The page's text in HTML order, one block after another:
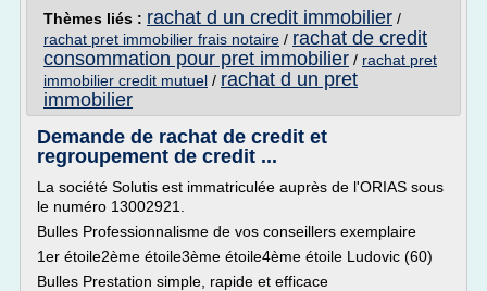
Thèmes liés : rachat d un credit immobilier /
rachat pret immobilier frais notaire / rachat de credit
consommation pour pret immobilier / rachat pret
immobilier credit mutuel / rachat d un pret
immobilier
Demande de rachat de credit et
regroupement de credit ...
La société Solutis est immatriculée auprès de l'ORIAS sous
le numéro 13002921.
Bulles Professionnalisme de vos conseillers exemplaire
1er étoile2ème étoile3ème étoile4ème étoile Ludovic (60)
Bulles Prestation simple, rapide et efficace